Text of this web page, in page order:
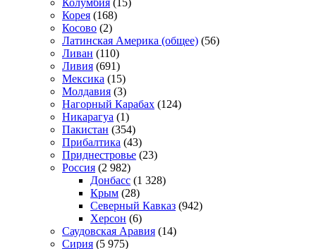
Колумбия (15)
Корея (168)
Косово (2)
Латинская Америка (общее) (56)
Ливан (110)
Ливия (691)
Мексика (15)
Молдавия (3)
Нагорный Карабах (124)
Никарагуа (1)
Пакистан (354)
Прибалтика (43)
Приднестровье (23)
Россия (2 982)
Донбасс (1 328)
Крым (28)
Северный Кавказ (942)
Херсон (6)
Саудовская Аравия (14)
Сирия (5 975)